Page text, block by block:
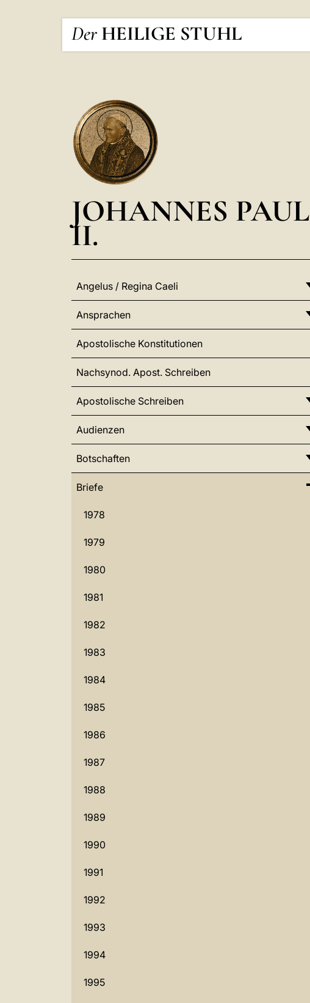
Der HEILIGE STUHL
JOHANNES PAUL
II.
Angelus / Regina Caeli
Ansprachen
Apostolische Konstitutionen
Nachsynod. Apost. Schreiben
Apostolische Schreiben
Audienzen
Botschaften
Briefe
1978
1979
1980
1981
1982
1983
1984
1985
1986
1987
1988
1989
1990
1991
1992
1993
1994
1995